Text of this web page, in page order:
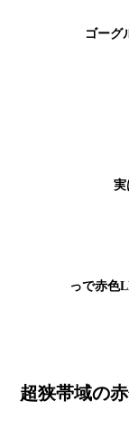
ゴーグ
実
っで赤色
超狭帯域の